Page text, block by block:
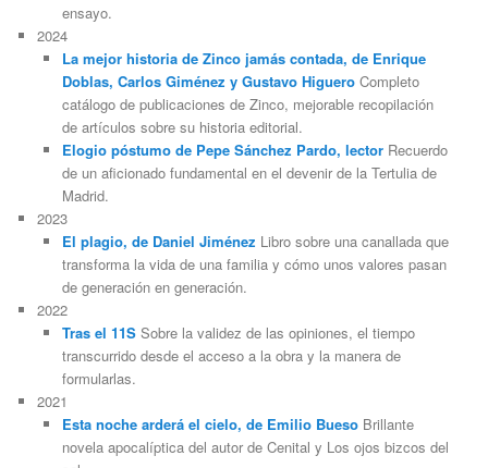
ensayo.
2024
La mejor historia de Zinco jamás contada, de Enrique
Doblas, Carlos Giménez y Gustavo HigueroCompleto
catálogo de publicaciones de Zinco, mejorable recopilación
de artículos sobre su historia editorial.
Elogio póstumo de Pepe Sánchez Pardo, lectorRecuerdo
de un aficionado fundamental en el devenir de la Tertulia de
Madrid.
2023
El plagio, de Daniel Jiménez Libro sobre una canallada que
transforma la vida de una familia y cómo unos valores pasan
de generación en generación.
2022
Tras el 11SSobre la validez de las opiniones, el tiempo
transcurrido desde el acceso a la obra y la manera de
formularlas.
2021
Esta noche arderá el cielo, de Emilio BuesoBrillante
novela apocalíptica del autor de Cenital y Los ojos bizcos del